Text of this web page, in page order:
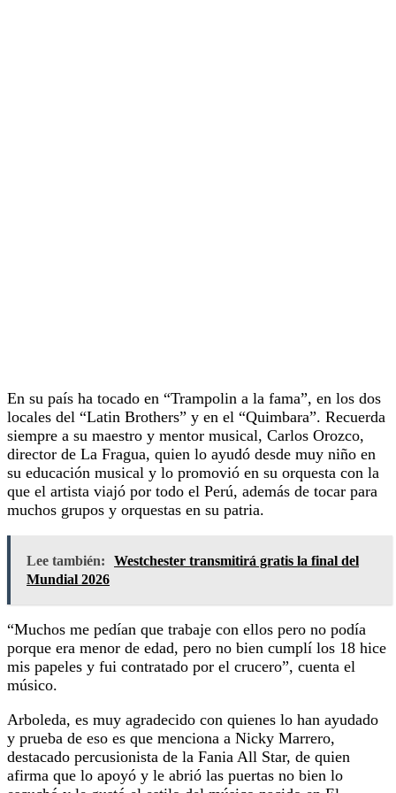
En su país ha tocado en “Trampolin a la fama”, en los dos
locales del “Latin Brothers” y en el “Quimbara”. Recuerda
siempre a su maestro y mentor musical, Carlos Orozco,
director de La Fragua, quien lo ayudó desde muy niño en
su educación musical y lo promovió en su orquesta con la
que el artista viajó por todo el Perú, además de tocar para
muchos grupos y orquestas en su patria.
Lee también:
Westchester transmitirá gratis la final del
Mundial 2026
“Muchos me pedían que trabaje con ellos pero no podía
porque era menor de edad, pero no bien cumplí los 18 hice
mis papeles y fui contratado por el crucero”, cuenta el
músico.
Arboleda, es muy agradecido con quienes lo han ayudado
y prueba de eso es que menciona a Nicky Marrero,
destacado percusionista de la Fania All Star, de quien
afirma que lo apoyó y le abrió las puertas no bien lo